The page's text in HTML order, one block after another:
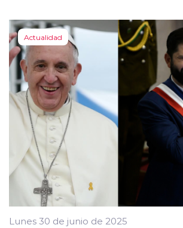
Actualidad
Lunes 30 de junio de 2025